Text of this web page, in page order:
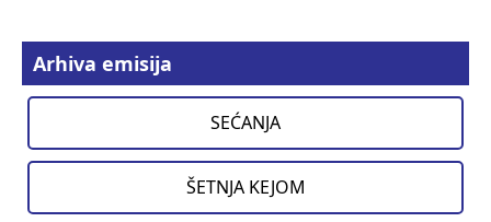
Arhiva emisija
SEĆANJA
ŠETNJA KEJOM